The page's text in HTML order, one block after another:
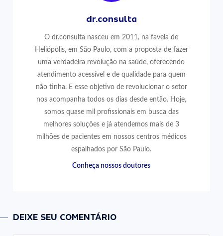
dr.consulta
O dr.consulta nasceu em 2011, na favela de
Heliópolis, em São Paulo, com a proposta de fazer
uma verdadeira revolução na saúde, oferecendo
atendimento acessível e de qualidade para quem
não tinha. E esse objetivo de revolucionar o setor
nos acompanha todos os dias desde então. Hoje,
somos quase mil profissionais em busca das
melhores soluções e já atendemos mais de 3
milhões de pacientes em nossos centros médicos
espalhados por São Paulo.
Conheça nossos doutores
DEIXE SEU COMENTÁRIO